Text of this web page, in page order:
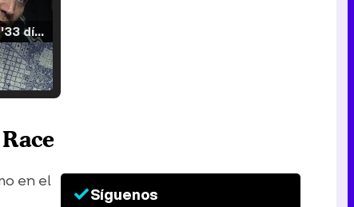
Tráiler de '33 días', la nueva serie de Atresplayer con Julián Villagrán y José Manuel Poga
en el
Síguenos